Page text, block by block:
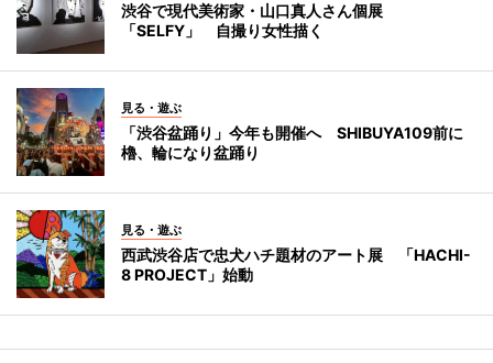
渋谷で現代美術家・山口真人さん個展
「SELFY」 自撮り女性描く
見る・遊ぶ
「渋谷盆踊り」今年も開催へ SHIBUYA109前に
櫓、輪になり盆踊り
見る・遊ぶ
西武渋谷店で忠犬ハチ題材のアート展 「HACHI-
8 PROJECT」始動